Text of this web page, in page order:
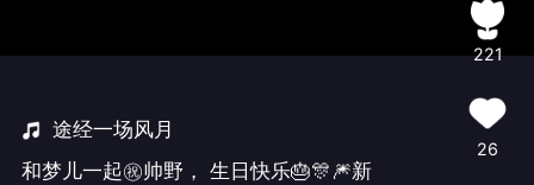
途经一场风月
和梦儿一起㊗️帅野， 生日快乐🎂🎊🎆新
221
26